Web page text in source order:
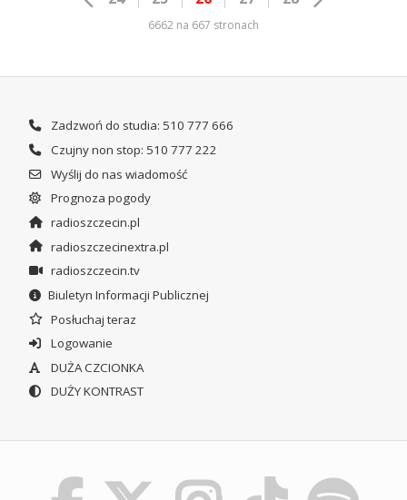
6662 na 667 stronach
Zadzwoń do studia: 510 777 666
Czujny non stop: 510 777 222
Wyślij do nas wiadomość
Prognoza pogody
radioszczecin.pl
radioszczecinextra.pl
radioszczecin.tv
Biuletyn Informacji Publicznej
Posłuchaj teraz
Logowanie
DUŻA CZCIONKA
DUŻY KONTRAST